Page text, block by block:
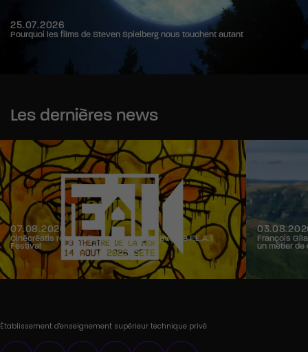
25.07.2026
Pourquoi les films de Steven Spielberg nous touchent autant
Les dernières news
07.08.2026
Cinécréatis renouvelle son partenariat avec le F.E.A.T
Festival
François
un métier de
Établissement d'enseignement supérieur technique privé